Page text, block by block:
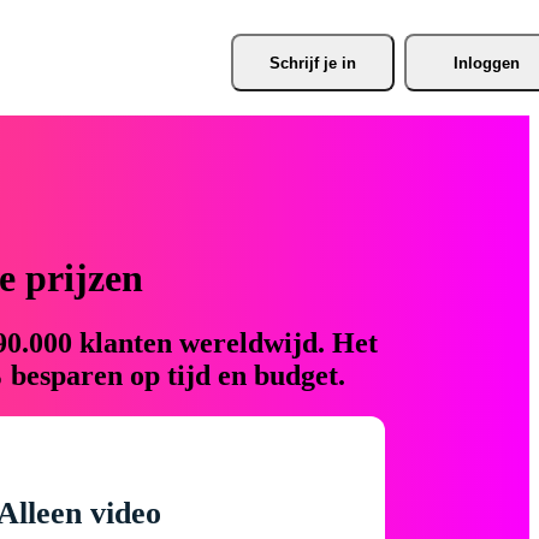
Schrijf je in Inloggen
prijzen
klanten wereldwijd. Het
op tijd en budget.
video